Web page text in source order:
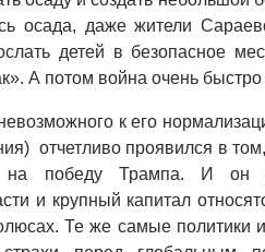
осада, даже жители
детей в безопасное
А потом война очень
к его
отчетливо проявился в
на победу Трампа. И он
и крупный капитал
Те же самые политики